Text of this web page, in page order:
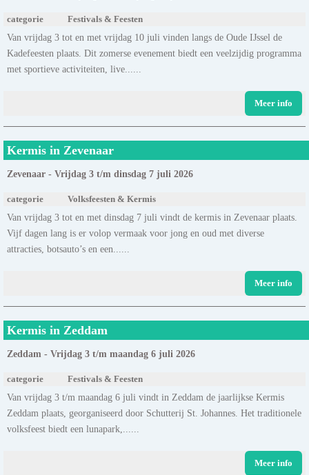
categorie Festivals & Feesten
Van vrijdag 3 tot en met vrijdag 10 juli vinden langs de Oude IJssel de
Kadefeesten plaats. Dit zomerse evenement biedt een veelzijdig programma
met sportieve activiteiten, live......
Meer info
Kermis in Zevenaar
Zevenaar - Vrijdag 3 t/m dinsdag 7 juli 2026
categorie Volksfeesten & Kermis
Van vrijdag 3 tot en met dinsdag 7 juli vindt de kermis in Zevenaar plaats.
Vijf dagen lang is er volop vermaak voor jong en oud met diverse
attracties, botsauto’s en een......
Meer info
Kermis in Zeddam
Zeddam - Vrijdag 3 t/m maandag 6 juli 2026
categorie Festivals & Feesten
Van vrijdag 3 t/m maandag 6 juli vindt in Zeddam de jaarlijkse Kermis
Zeddam plaats, georganiseerd door Schutterij St. Johannes. Het traditionele
volksfeest biedt een lunapark,......
Meer info